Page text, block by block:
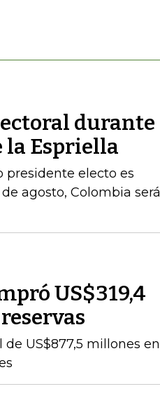
durante
la Espriella
presidente electo es
agosto, Colombia será
US$319,4
US$877,5 millones en